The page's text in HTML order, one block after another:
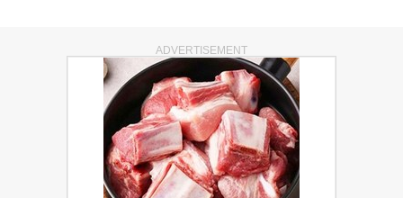
ADVERTISEMENT